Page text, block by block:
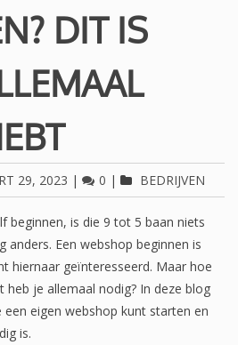
DIT IS
29, 2023 | 0 | BEDRIJVEN
beginnen, is die 9 tot 5 baan niets
Een webshop beginnen is
hiernaar geïnteresseerd. Maar hoe
je allemaal nodig? In deze blog
eigen webshop kunt starten en
is.